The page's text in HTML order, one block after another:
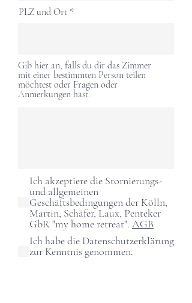
PLZ und Ort
Gib hier an, falls du dir das Zimmer
mit einer bestimmten Person teilen
möchtest oder Fragen oder
Anmerkungen hast.
Ich akzeptiere die Stornierungs-
und allgemeinen
Geschäftsbedingungen der Kölln,
Martin, Schäfer, Laux, Penteker
GbR "my home retreat". AGB
Ich habe die Datenschutzerklärung
zur Kenntnis genommen.